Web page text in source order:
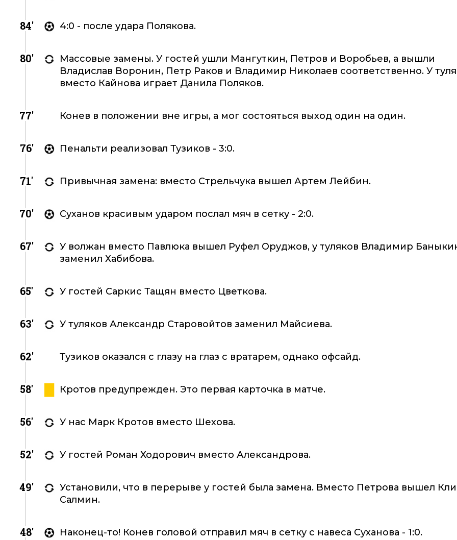
84' 4:0 - после удара Полякова.
80'
Массовые замены. У гостей ушли Мангуткин, Петров и Воробьев, а вышли
Владислав Воронин, Петр Раков и Владимир Николаев соответственно. У
вместо Кайнова играет Данила Поляков.
77' Конев в положении вне игры, а мог состояться выход один на один.
76' Пенальти реализовал Тузиков - 3:0.
71' Привычная замена: вместо Стрельчука вышел Артем Лейбин.
70' Суханов красивым ударом послал мяч в сетку - 2:0.
67'
У волжан вместо Павлюка вышел Руфел Оруджов, у туляков Владимир
заменил Хабибова.
65' У гостей Саркис Тащян вместо Цветкова.
63' У туляков Александр Старовойтов заменил Майсиева.
62' Тузиков оказался с глазу на глаз с вратарем, однако офсайд.
58' Кротов предупрежден. Это первая карточка в матче.
56' У нас Марк Кротов вместо Шехова.
52' У гостей Роман Ходорович вместо Александрова.
49'
Установили, что в перерыве у гостей была замена. Вместо Петрова вышел
Салмин.
48' Наконец-то! Конев головой отправил мяч в сетку с навеса Суханова - 1:0.